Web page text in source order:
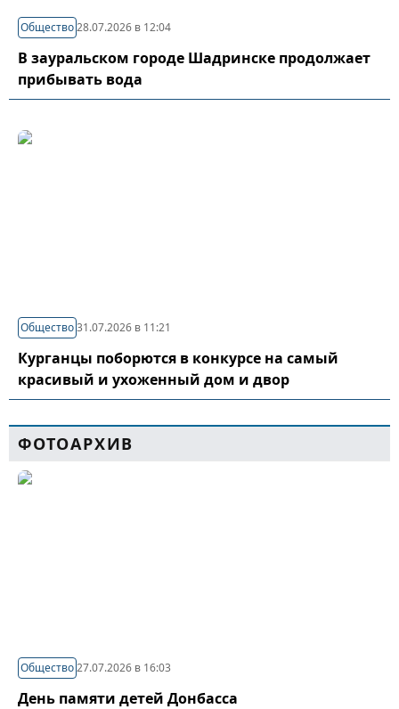
Общество28.07.2026 в 12:04
В зауральском городе Шадринске продолжает
прибывать вода
Общество31.07.2026 в 11:21
Курганцы поборются в конкурсе на самый
красивый и ухоженный дом и двор
ФОТОАРХИВ
Общество27.07.2026 в 16:03
День памяти детей Донбасса